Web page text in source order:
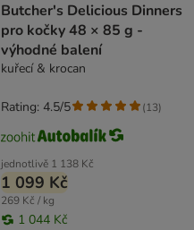
Butcher's Delicious Dinners
pro kočky 48 × 85 g -
výhodné balení
kuřecí & krocan
jednotlivě 1 138 Kč
1 099 Kč
269 Kč / kg
1 044 Kč
Rating: 4.5/5 (13)